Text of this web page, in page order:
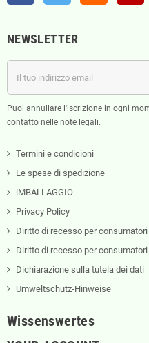
NEWSLETTER
Puoi annullare l'iscrizione in ogni
contatto nelle note legali.
Termini e condicioni
Le spese di spedizione
iMBALLAGGIO
Privacy Policy
Diritto di recesso per consumatori
Diritto di recesso per consumatori
Dichiarazione sulla tutela dei dati
Umweltschutz-Hinweise
Wissenswertes